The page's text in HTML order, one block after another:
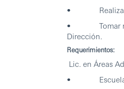
• Realizar la
• Tomar nota
Dirección.
Requerimientos:
Lic. en Áreas
• Escuela